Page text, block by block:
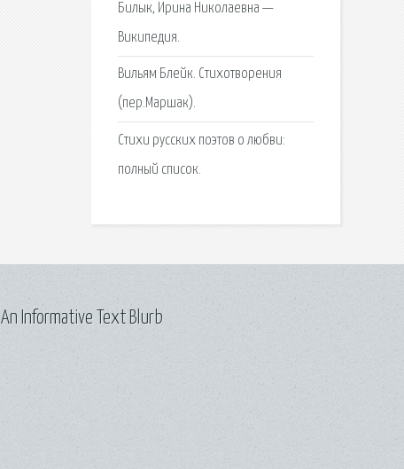
Билык, Ирина Николаевна —
Википедия.
Вильям Блейк. Стихотворения
(пер.Маршак).
Стихи русских поэтов о любви:
полный список.
An Informative Text Blurb